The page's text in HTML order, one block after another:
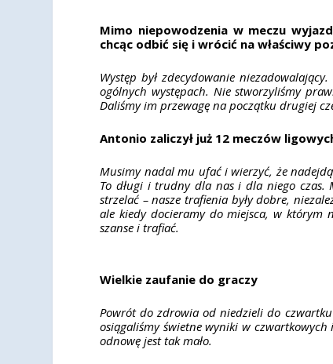
Mimo niepowodzenia w meczu
chcąc odbić się i wrócić na właściwy
Występ był zdecydowanie
ogólnych występach. Nie stworzyliśmy
Daliśmy im przewagę na początku drugiej
Antonio zaliczył już 12 meczów
Musimy nadal mu ufać i wierzyć, że
To długi i trudny dla nas i dla niego czas.
strzelać – nasze trafienia były dobre,
ale kiedy docieramy do miejsca, w którym
szanse i trafiać.
Wielkie zaufanie do graczy
Powrót do zdrowia od niedzieli do
osiągaliśmy świetne wyniki w
odnowę jest tak mało.